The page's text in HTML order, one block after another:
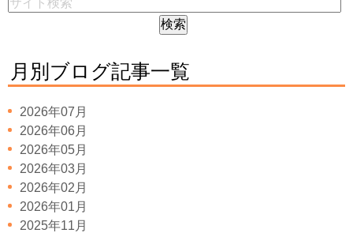
月別ブログ記事一覧
2026年07月
2026年06月
2026年05月
2026年03月
2026年02月
2026年01月
2025年11月